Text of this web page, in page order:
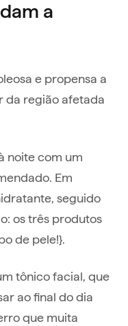
a
e propensa a
da região afetada
noite com um
Em
seguido
os três produtos
de pele!}.
tônico facial, que
ao final do dia
que muita